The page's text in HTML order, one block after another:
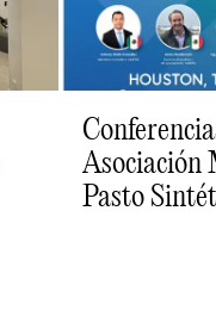
Asociación
Pasto